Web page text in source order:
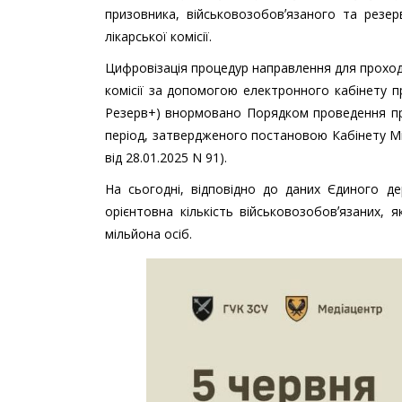
призовника, військовозобовʼязаного та
лікарської комісії.
Цифровізація процедур направлення для
комісії за допомогою електронного кабінету
Резерв+) внормовано Порядком проведення
період, затвердженого постановою Кабінету
від 28.01.2025 N 91).
На сьогодні, відповідно до даних Єдиного
орієнтовна кількість
мільйона осіб.